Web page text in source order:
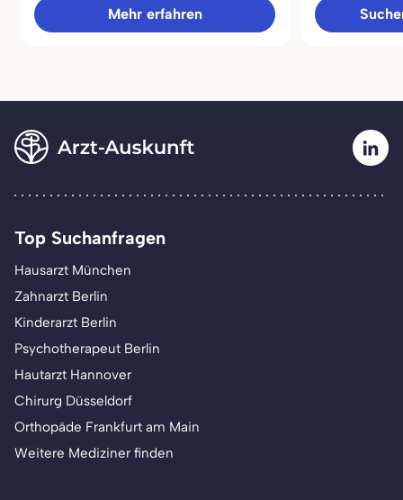
Mehr erfahren
Top Suchanfragen
Hausarzt München
Zahnarzt Berlin
Kinderarzt Berlin
Psychotherapeut Berlin
Hautarzt Hannover
Chirurg Düsseldorf
Orthopäde Frankfurt am Main
Weitere Mediziner finden